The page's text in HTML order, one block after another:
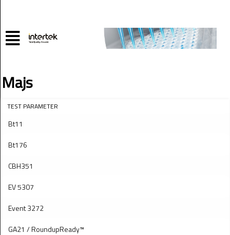
Majs
TEST PARAMETER
Bt11
Bt176
CBH351
EV 5307
Event 3272
GA21 / RoundupReady™